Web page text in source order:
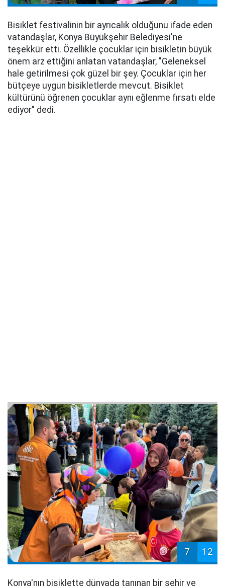
Bisiklet festivalinin bir ayrıcalık olduğunu ifade eden
vatandaşlar, Konya Büyükşehir Belediyesi'ne
teşekkür etti. Özellikle çocuklar için bisikletin büyük
önem arz ettiğini anlatan vatandaşlar, "Geleneksel
hale getirilmesi çok güzel bir şey. Çocuklar için her
bütçeye uygun bisikletlerde mevcut. Bisiklet
kültürünü öğrenen çocuklar aynı eğlenme fırsatı elde
ediyor" dedi.
7 12
Konya'nın bisiklette dünyada tanınan bir şehir ve